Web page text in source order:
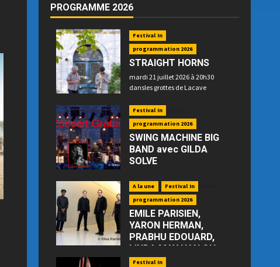
PROGRAMME 2026
Festival In
programmation 2026
STRAIGHT HORNS
mardi 21 juillet 2026 à 20h30
dansles grottes de Lacave
Festival In
programmation 2026
SWING MACHINE BIG
BAND avec GILDA
SOLVE
place P. Betz à Souillac - GRATUIT -
A la une Festival In
programmation 2026
EMILE PARISIEN,
YARON HERMAN,
PRABHU EDOUARD,
LINDA MAY HAN OH
—“Floating”
Festival In